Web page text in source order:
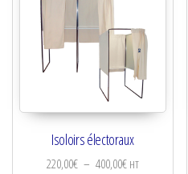
Isoloirs électoraux
220,00€ – 400,00€Plage de prix :
HT